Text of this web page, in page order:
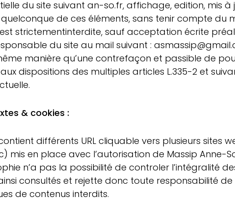
du site suivant an-so.fr, affichage, edition, mis
quelconque de ces éléments, sans tenir compte du
strictementinterdite, sauf acceptation écrite
du site au mail suivant :
manière qu’une contrefaçon et passible de
dispositions des multiples articles L.335-2 et
& cookies :
différents URL cliquable vers plusieurs sites
mis en place avec l’autorisation de Massip Anne-
n’a pas la possibilité de controler l’intégralité
consultés et rejette donc toute responsabilité
de contenus interdits.